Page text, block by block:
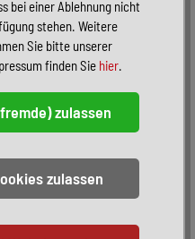
bei einer Ablehnung nicht
stehen. Weitere
Sie bitte unserer
finden Sie hier.